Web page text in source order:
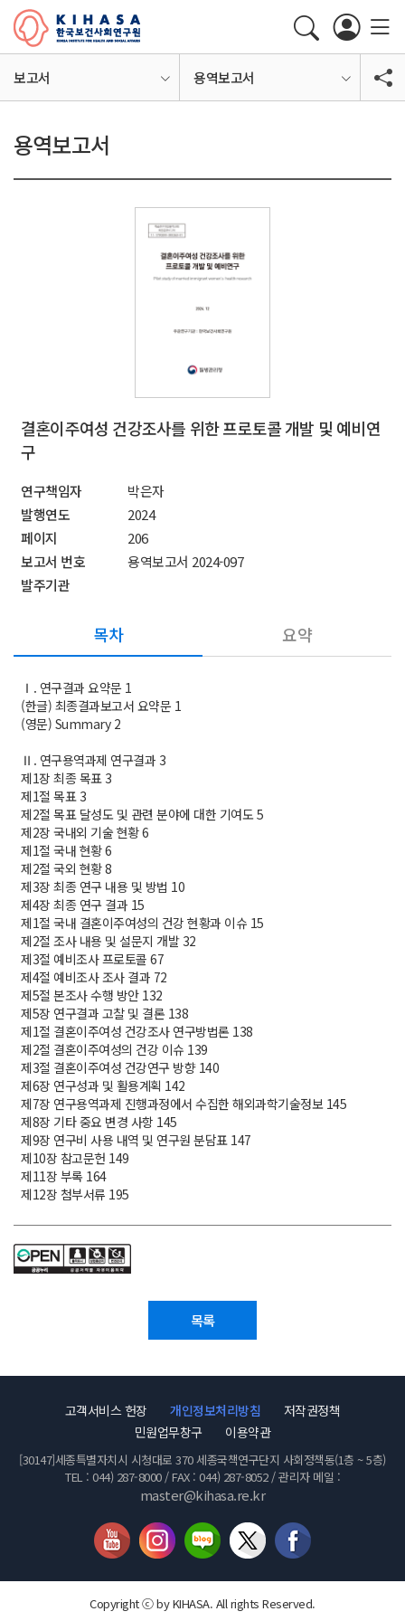
보고서 용역보고서
용역보고서
결혼이주여성 건강조사를 위한 프로토콜 개발 및 예비연
구
연구책임자
박은자
발행연도
2024
페이지
206
보고서 번호
용역보고서 2024-097
발주기관
목차 요약
Ⅰ. 연구결과 요약문 1
(한글) 최종결과보고서 요약문 1
(영문) Summary 2
Ⅱ. 연구용역과제 연구결과 3
제1장 최종 목표 3
제1절 목표 3
제2절 목표 달성도 및 관련 분야에 대한 기여도 5
제2장 국내외 기술 현황 6
제1절 국내 현황 6
제2절 국외 현황 8
제3장 최종 연구 내용 및 방법 10
제4장 최종 연구 결과 15
제1절 국내 결혼이주여성의 건강 현황과 이슈 15
제2절 조사 내용 및 설문지 개발 32
제3절 예비조사 프로토콜 67
제4절 예비조사 조사 결과 72
제5절 본조사 수행 방안 132
제5장 연구결과 고찰 및 결론 138
제1절 결혼이주여성 건강조사 연구방법론 138
제2절 결혼이주여성의 건강 이슈 139
제3절 결혼이주여성 건강연구 방향 140
제6장 연구성과 및 활용계획 142
제7장 연구용역과제 진행과정에서 수집한 해외과학기술정보 145
제8장 기타 중요 변경 사항 145
제9장 연구비 사용 내역 및 연구원 분담표 147
제10장 참고문헌 149
제11장 부록 164
제12장 첨부서류 195
목록
고객서비스 헌장 개인정보처리방침
저작권정책
민원업무창구
이용약관
[30147]세종특별자치시 시청대로 370 세종국책연구단지 사회정책동(1층 ~ 5층)
TEL : 044) 287-8000 / FAX : 044) 287-8052 / 관리자 메일 :
master@kihasa.re.kr
Copyright ⓒ by KIHASA. All rights Reserved.